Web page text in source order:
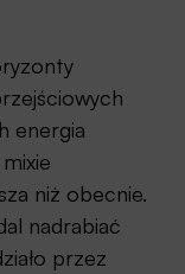
energia
niż obecnie.
nadrabiać
przez